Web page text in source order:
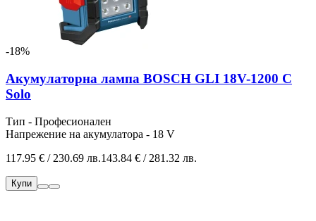
-18%
Акумулаторна лампа BOSCH GLI 18V-1200 C
Solo
Тип - Професионален
Напрежение на акумулатора - 18 V
117.95 € / 230.69 лв.143.84 € / 281.32 лв.
Купи